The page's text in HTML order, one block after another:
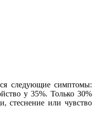
следующие симптомы:
у 35%. Только 30%
стеснение или чувство